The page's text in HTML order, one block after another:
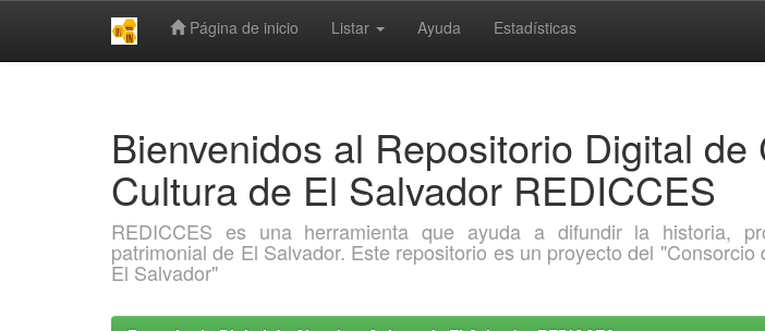
Página de inicio Listar Ayuda Estadísticas
Bienvenidos al Repositorio Digital de
Cultura de El Salvador REDICCES
REDICCES es una herramienta que ayuda a difundir la historia,
patrimonial de El Salvador. Este repositorio es un proyecto del
El Salvador"